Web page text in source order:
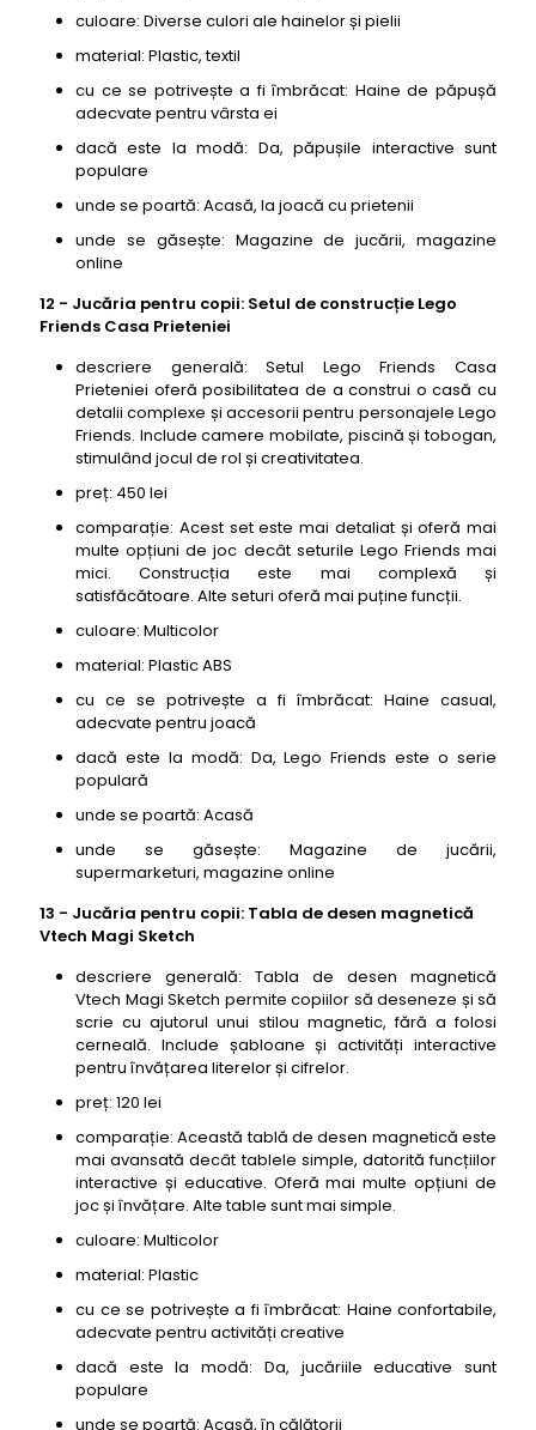
culoare: Diverse culori ale hainelor și pielii
material: Plastic, textil
cu ce se potrivește a fi îmbrăcat: Haine de păpușă
adecvate pentru vârsta ei
dacă este la modă: Da, păpușile interactive sunt
populare
unde se poartă: Acasă, la joacă cu prietenii
unde se găsește: Magazine de jucării, magazine
online
12 - Jucăria pentru copii: Setul de construcție Lego
Friends Casa Prieteniei
descriere generală: Setul Lego Friends Casa
Prieteniei oferă posibilitatea de a construi o casă cu
detalii complexe și accesorii pentru personajele Lego
Friends. Include camere mobilate, piscină și tobogan,
stimulând jocul de rol și creativitatea.
preț: 450 lei
comparație: Acest set este mai detaliat și oferă mai
multe opțiuni de joc decât seturile Lego Friends mai
mici. Construcția este mai complexă și
satisfăcătoare. Alte seturi oferă mai puține funcții.
culoare: Multicolor
material: Plastic ABS
cu ce se potrivește a fi îmbrăcat: Haine casual,
adecvate pentru joacă
dacă este la modă: Da, Lego Friends este o serie
populară
unde se poartă: Acasă
unde se găsește: Magazine de jucării,
supermarketuri, magazine online
13 - Jucăria pentru copii: Tabla de desen magnetică
Vtech Magi Sketch
descriere generală: Tabla de desen magnetică
Vtech Magi Sketch permite copiilor să deseneze și să
scrie cu ajutorul unui stilou magnetic, fără a folosi
cerneală. Include șabloane și activități interactive
pentru învățarea literelor și cifrelor.
preț: 120 lei
comparație: Această tablă de desen magnetică este
mai avansată decât tablele simple, datorită funcțiilor
interactive și educative. Oferă mai multe opțiuni de
joc și învățare. Alte table sunt mai simple.
culoare: Multicolor
material: Plastic
cu ce se potrivește a fi îmbrăcat: Haine confortabile,
adecvate pentru activități creative
dacă este la modă: Da, jucăriile educative sunt
populare
unde se poartă: Acasă, în călătorii